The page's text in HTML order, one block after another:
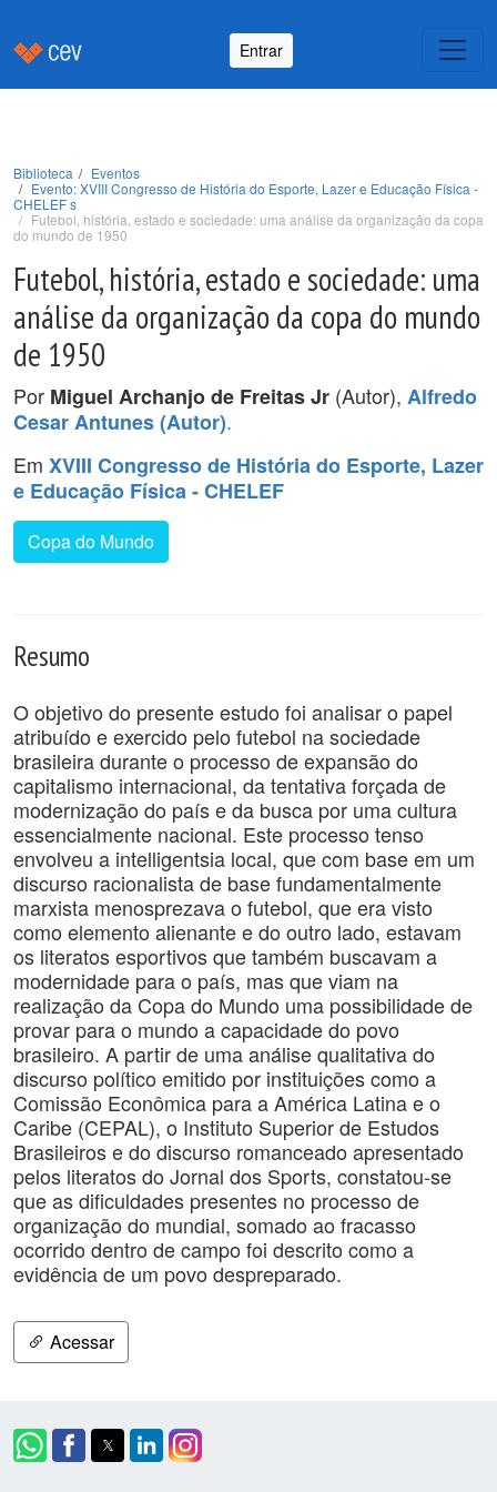
Entrar
Biblioteca
Eventos
Evento: XVIII Congresso de História do Esporte, Lazer e Educação Física -
CHELEF s
Futebol, história, estado e sociedade: uma análise da organização da copa
do mundo de 1950
Futebol, história, estado e sociedade: uma
análise da organização da copa do mundo
de 1950
Por Miguel Archanjo de Freitas Jr (Autor), Alfredo
Cesar Antunes (Autor).
Em XVIII Congresso de História do Esporte, Lazer
e Educação Física - CHELEF
Copa do Mundo
Resumo
O objetivo do presente estudo foi analisar o papel
atribuído e exercido pelo futebol na sociedade
brasileira durante o processo de expansão do
capitalismo internacional, da tentativa forçada de
modernização do país e da busca por uma cultura
essencialmente nacional. Este processo tenso
envolveu a intelligentsia local, que com base em um
discurso racionalista de base fundamentalmente
marxista menosprezava o futebol, que era visto
como elemento alienante e do outro lado, estavam
os literatos esportivos que também buscavam a
modernidade para o país, mas que viam na
realização da Copa do Mundo uma possibilidade de
provar para o mundo a capacidade do povo
brasileiro. A partir de uma análise qualitativa do
discurso político emitido por instituições como a
Comissão Econômica para a América Latina e o
Caribe (CEPAL), o Instituto Superior de Estudos
Brasileiros e do discurso romanceado apresentado
pelos literatos do Jornal dos Sports, constatou-se
que as dificuldades presentes no processo de
organização do mundial, somado ao fracasso
ocorrido dentro de campo foi descrito como a
evidência de um povo despreparado.
Acessar